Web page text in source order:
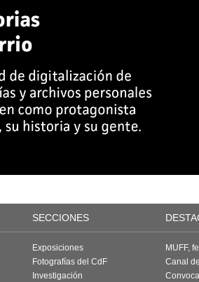
SECCIONES
Exposiciones
Fotografías del CdF
Investigación
MUFF,
Canal